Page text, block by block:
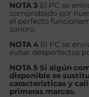
NOTA 3 El PC se
comprobado por
el perfecto
sonoro.
NOTA 4 El PC se
evitar desperfectos
NOTA 5 Si algún
disponible se
características y
primeras marcas.